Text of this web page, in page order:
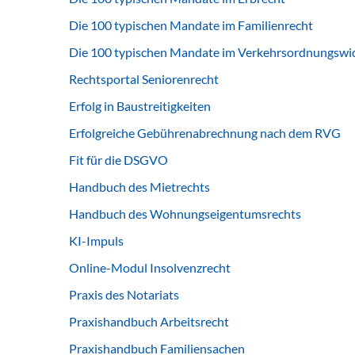
Die 100 typischen Mandate im Familienrecht
Die 100 typischen Mandate im
Rechtsportal Seniorenrecht
Erfolg in Baustreitigkeiten
Erfolgreiche Gebührenabrechnung nach dem RVG
Fit für die DSGVO
Handbuch des Mietrechts
Handbuch des Wohnungseigentumsrechts
KI-Impuls
Online-Modul Insolvenzrecht
Praxis des Notariats
Praxishandbuch Arbeitsrecht
Praxishandbuch Familiensachen